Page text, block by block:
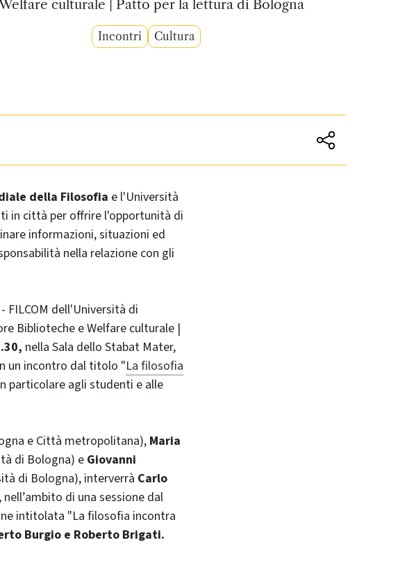
culturale | Patto per la lettura di Bologna
Incontri Cultura
della Filosofia e l'Università
in città per offrire l'opportunità di
informazioni, situazioni ed
nella relazione con gli
FILCOM dell'Università di
Biblioteche e Welfare culturale |
nella Sala dello Stabat Mater,
un incontro dal titolo "La filosofia
particolare agli studenti e alle
e Città metropolitana), Maria
di Bologna) eGiovanni
di Bologna), interverrà Carlo
, nell’ambito di una sessione dal
intitolata "La filosofia incontra
Burgio e Roberto Brigati.